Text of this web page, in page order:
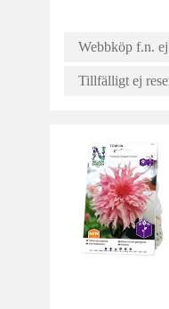
Webbköp f.n.
Tillfälligt ej